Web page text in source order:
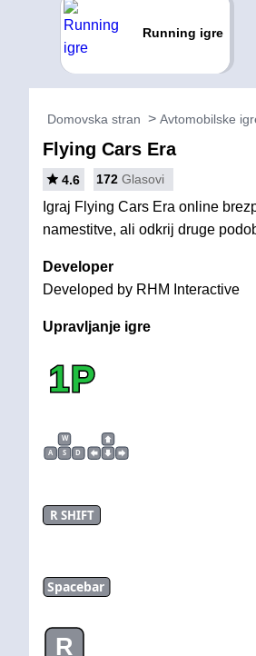
Running igre
Domovska stran Avtomobilske
Flying Cars Era
4.6 172 Glasovi
Igraj Flying Cars Era online
namestitve, ali odkrij druge
Developer
Developed by RHM Interactive
Upravljanje igre
1P
W
A
S D
R SHIFT
Spacebar
R